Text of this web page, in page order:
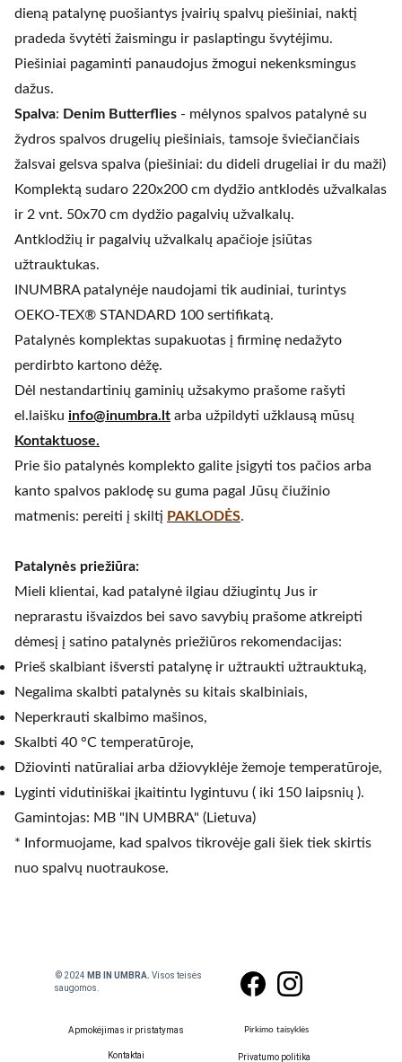
dieną patalynę puošiantys įvairių spalvų piešiniai, naktį
pradeda švytėti žaismingu ir paslaptingu švytėjimu.
Piešiniai pagaminti panaudojus žmogui nekenksmingus
dažus.
Spalva: Denim Butterflies - mėlynos spalvos patalynė su
žydros spalvos drugelių piešiniais, tamsoje šviečiančiais
žalsvai gelsva spalva (piešiniai: du dideli drugeliai ir du maži)
Komplektą sudaro 220x200 cm dydžio antklodės užvalkalas
ir 2 vnt. 50x70 cm dydžio pagalvių užvalkalų.
Antklodžių ir pagalvių užvalkalų apačioje įsiūtas
užtrauktukas.
INUMBRA patalynėje naudojami tik audiniai, turintys
OEKO-TEX® STANDARD 100 sertifikatą.
Patalynės komplektas supakuotas į firminę nedažyto
perdirbto kartono dėžę.
Dėl nestandartinių gaminių užsakymo prašome rašyti
el.laišku info@inumbra.lt arba užpildyti užklausą mūsų
Kontaktuose.
Prie šio patalynės komplekto galite įsigyti tos pačios arba
kanto spalvos paklodę su guma pagal Jūsų čiužinio
matmenis: pereiti į skiltį PAKLODĖS.
Patalynės priežiūra:
Mieli klientai, kad patalynė ilgiau džiugintų Jus ir
neprarastu išvaizdos bei savo savybių prašome atkreipti
dėmesį į satino patalynės priežiūros rekomendacijas:
Prieš skalbiant išversti patalynę ir užtraukti užtrauktuką,
Negalima skalbti patalynės su kitais skalbiniais,
Neperkrauti skalbimo mašinos,
Skalbti 40 °C temperatūroje,
Džiovinti natūraliai arba džiovyklėje žemoje temperatūroje,
Lyginti vidutiniškai įkaitintu lygintuvu ( iki 150 laipsnių ).
Gamintojas: MB "IN UMBRA" (Lietuva)
* Informuojame, kad spalvos tikrovėje gali šiek tiek skirtis
nuo spalvų nuotraukose.
© 2024 MB IN UMBRA. Visos teisės
saugomos.
Apmokėjimas ir pristatymas
Kontaktai
Pirkimo taisyklės
Privatumo politika